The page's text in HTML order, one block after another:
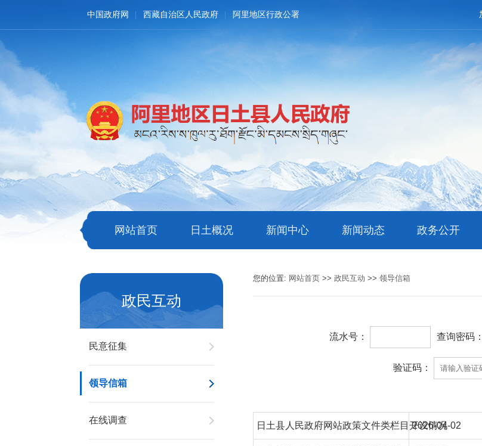
中国政府网 西藏自治区人民政府 阿里地区行政公署
网站首页 日土概况 新闻中心 新闻动态 政务公开
政民互动
民意征集
领导信箱
在线调查
您的位置: 网站首页 >>政民互动 >>领导信箱
流水号： 查询密码：
验证码：
日土县人民政府网站政策文件类栏目开设情况
2026-04-02